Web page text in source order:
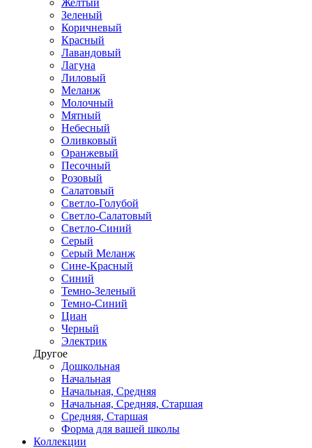
Желтый
Зеленый
Коричневый
Красный
Лавандовый
Лагуна
Лиловый
Меланж
Молочный
Мятный
Небесный
Оливковый
Оранжевый
Песочный
Розовый
Салатовый
Светло-Голубой
Светло-Салатовый
Светло-Синий
Серый
Серый Меланж
Сине-Красный
Синий
Темно-Зеленый
Темно-Синий
Циан
Черный
Электрик
Другое
Дошкольная
Начальная
Начальная, Средняя
Начальная, Средняя, Старшая
Средняя, Старшая
Форма для вашей школы
Коллекции